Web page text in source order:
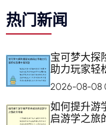
热门新闻
宝可梦大探
助力玩家轻
2026-08-08
如何提升游
启游学之旅